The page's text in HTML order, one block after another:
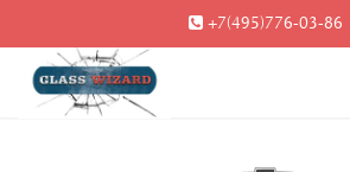
+7(495)776-03-86